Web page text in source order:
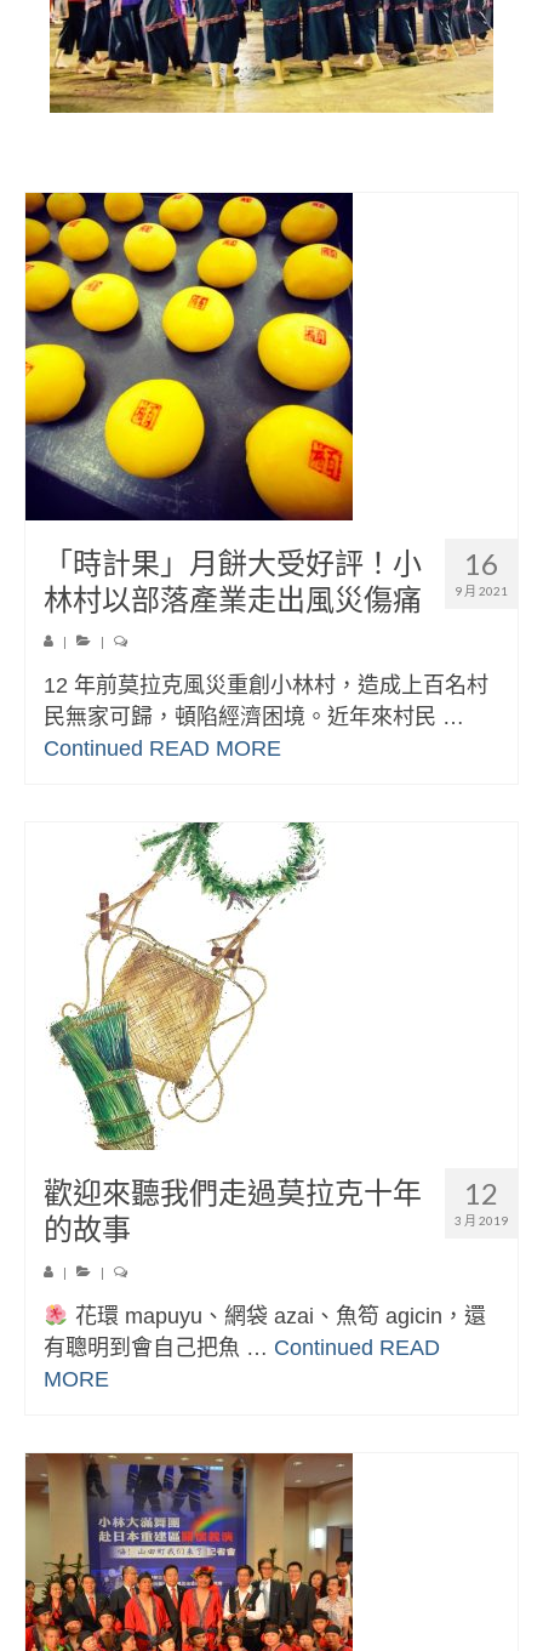
部落美食
原民文創
16
9 月 2021
「時計果」月餅大受好評！小
林村以部落產業走出風災傷痛
12 年前莫拉克風災重創小林村，造成上百名村
民無家可歸，頓陷經濟困境。近年來村民 …
Continued READ MORE
12
3 月 2019
歡迎來聽我們走過莫拉克十年
的故事
| |
花環 mapuyu、網袋 azai、魚笱 agicin，還
有聰明到會自己把魚 … Continued READ
MORE